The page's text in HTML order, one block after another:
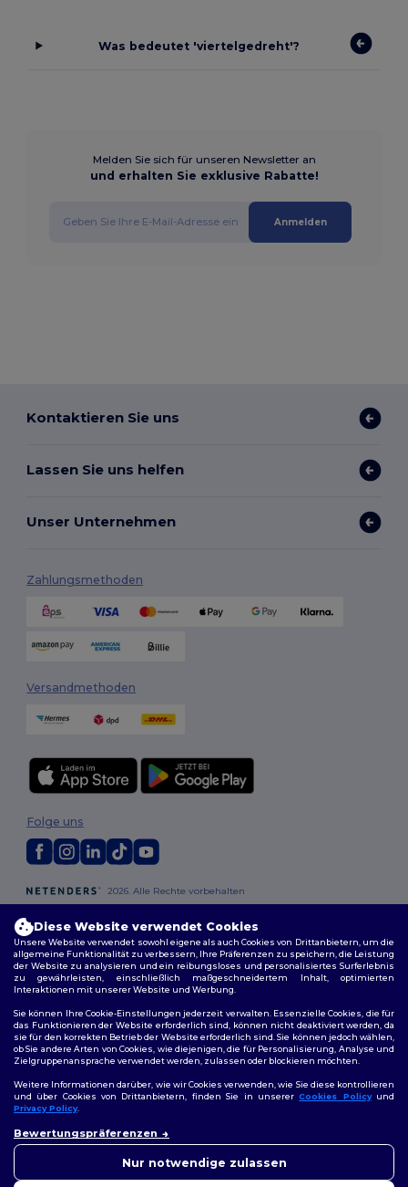
Was bedeutet 'viertelgedreht'?
Melden Sie sich für unseren Newsletter an
und erhalten Sie exklusive Rabatte!
Anmelden
Kontaktieren Sie uns
Lassen Sie uns helfen
Unser Unternehmen
Zahlungsmethoden
Versandmethoden
2026. Alle Rechte vorbehalten
Datenschutzbestimmungen|Cookie-Richtlinie|
Folge uns
Diese Website verwendet Cookies
Unsere Website verwendet sowohl eigene als auch Cookies von Drittanbietern, um die
allgemeine Funktionalität zu verbessern, Ihre Präferenzen zu speichern, die Leistung
der Website zu analysieren und ein reibungsloses und personalisiertes Surferlebnis
zu gewährleisten, einschließlich maßgeschneidertem Inhalt, optimierten
Interaktionen mit unserer Website und Werbung.
Sie können Ihre Cookie-Einstellungen jederzeit verwalten. Essenzielle Cookies, die für
das Funktionieren der Website erforderlich sind, können nicht deaktiviert werden, da
sie für den korrekten Betrieb der Website erforderlich sind. Sie können jedoch wählen,
ob Sie andere Arten von Cookies, wie diejenigen, die für Personalisierung, Analyse und
Zielgruppenansprache verwendet werden, zulassen oder blockieren möchten.
Weitere Informationen darüber, wie wir Cookies verwenden, wie Sie diese kontrollieren
und über Cookies von Drittanbietern, finden Sie in unsererCookies Policyund
Privacy Policy.
Bewertungspräferenzen
Nur notwendige zulassen
uns jederzeit kontaktieren.